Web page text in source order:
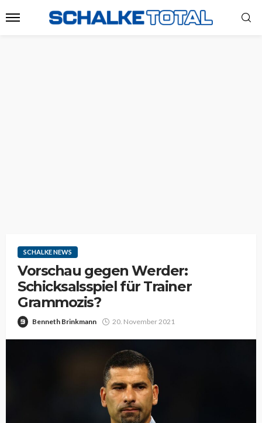
SCHALKE NEWS
Vorschau gegen Werder:
Schicksalsspiel für Trainer
Grammozis?
Benneth Brinkmann 20. November 2021